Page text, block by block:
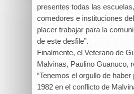
presentes todas las
comedores e instituciones
placer trabajar para la
de este desfile”.
Finalmente, el Veterano de
Malvinas, Paulino Guanuco,
“Tenemos el orgullo de haber
1982 en el conflicto de